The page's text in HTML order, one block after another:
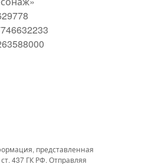
представленная
437 ГК РФ. Отправляя